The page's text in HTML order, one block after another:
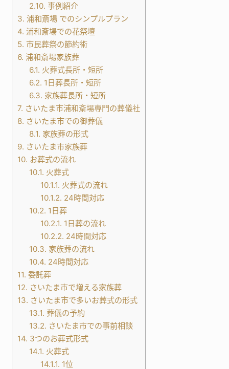
2.10. 事例紹介
3. 浦和斎場 でのシンプルプラン
4. 浦和斎場での花祭壇
5. 市民葬祭の節約術
6. 浦和斎場家族葬
6.1. 火葬式長所・短所
6.2. 1日葬長所・短所
6.3. 家族葬長所・短所
7. さいたま市浦和斎場専門の葬儀社
8. さいたま市での御葬儀
8.1. 家族葬の形式
9. さいたま市家族葬
10. お葬式の流れ
10.1. 火葬式
10.1.1. 火葬式の流れ
10.1.2. 24時間対応
10.2. 1日葬
10.2.1. 1日葬の流れ
10.2.2. 24時間対応
10.3. 家族葬の流れ
10.4. 24時間対応
11. 委託葬
12. さいたま市で増える家族葬
13. さいたま市で多いお葬式の形式
13.1. 葬儀の予約
13.2. さいたま市での事前相談
14. 3つのお葬式形式
14.1. 火葬式
14.1.1. 1位